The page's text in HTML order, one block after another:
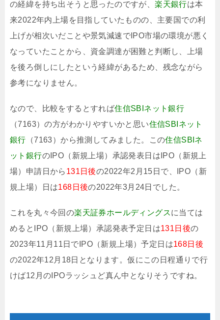
の経緯を持ち出そうと思ったのですが、楽天銀行は本
来2022年内上場を目指していたものの、主要国での利
上げが相次いだことや景気減速でIPO市場の環境が悪く
なっていたことから、資金調達が困難と判断し、上場
を後ろ倒しにしたという経緯があるため、残念ながら
参考になりません。
なので、比較をするとすれば住信SBIネット銀行
（7163）の方がわかりやすいかと思い住信SBIネット
銀行 （7163）から推測してみました。この住信SBIネ
ット銀行のIPO（新規上場）承認発表日はIPO（新規上
場）申請日から 131日後の2022年2月15日で、IPO（新
規上場）日は168日後の2022年3月24日でした。
これを丸々今回の楽天証券ホールディングスに当ては
めるとIPO（新規上場）承認発表予定日は131日後の
2023年11月11日でIPO（新規上場）予定日は168日後
の2022年12月18日となります。仮にこの日程通りで行
けば12月のIPOラッシュど真ん中となりそうですね。